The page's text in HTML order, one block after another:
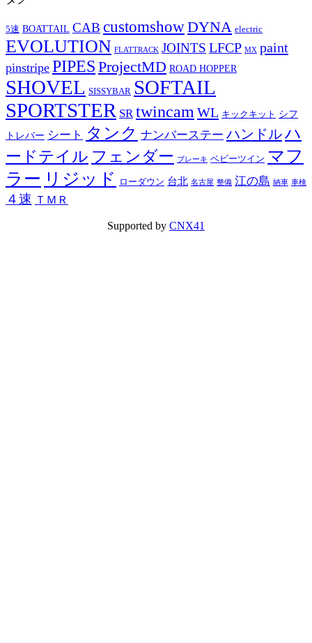
5速 BOATTAIL CAB customshowDYNA electric
EVOLUTION FLATTRACK JOINTS LFCP MX paint
pinstripe PIPES ProjectMD ROAD HOPPER
SHOVEL SISSYBAR SOFTAIL
SPORTSTER SR twincamWL キックキット シフ
トレバー シート タンク ナンバーステー ハンドルハ
ードテイル フェンダー ブレーキ ベビーツイン マフ
ラー リジッド ローダウン 台北 名古屋 整備 江の島 納車 車検
４速 ＴＭＲ
Supported by CNX41